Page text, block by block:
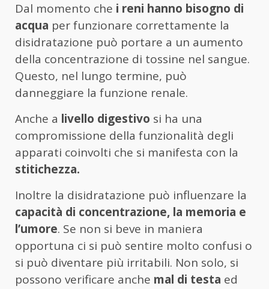
Dal momento che i reni hanno bisogno di
acqua per funzionare correttamente la
disidratazione può portare a un aumento
della concentrazione di tossine nel sangue.
Questo, nel lungo termine, può
danneggiare la funzione renale.
Anche a livello digestivo si ha una
compromissione della funzionalità degli
apparati coinvolti che si manifesta con la
stitichezza.
Inoltre la disidratazione può influenzare la
capacità di concentrazione, la memoria e
l’umore. Se non si beve in maniera
opportuna ci si può sentire molto confusi o
si può diventare più irritabili. Non solo, si
possono verificare anche mal di testa ed